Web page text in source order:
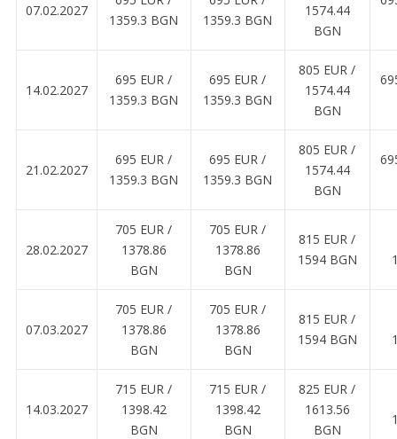
07.02.2027
1359.3 BGN
1359.3 BGN
1574.44
BGN
14.02.2027
695 EUR ∕
1359.3 BGN
695 EUR ∕
1359.3 BGN
805 EUR ∕
1574.44
BGN
21.02.2027
695 EUR ∕
1359.3 BGN
695 EUR ∕
1359.3 BGN
805 EUR ∕
1574.44
BGN
28.02.2027
705 EUR ∕
1378.86
BGN
705 EUR ∕
1378.86
BGN
815 EUR ∕
1594 BGN
07.03.2027
705 EUR ∕
1378.86
BGN
705 EUR ∕
1378.86
BGN
815 EUR ∕
1594 BGN
14.03.2027
715 EUR ∕
1398.42
BGN
715 EUR ∕
1398.42
BGN
825 EUR ∕
1613.56
BGN